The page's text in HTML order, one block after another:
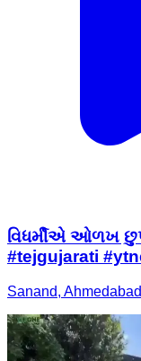
વિધર્મીએ ઓળખ
#tejgujarati
Sanand,